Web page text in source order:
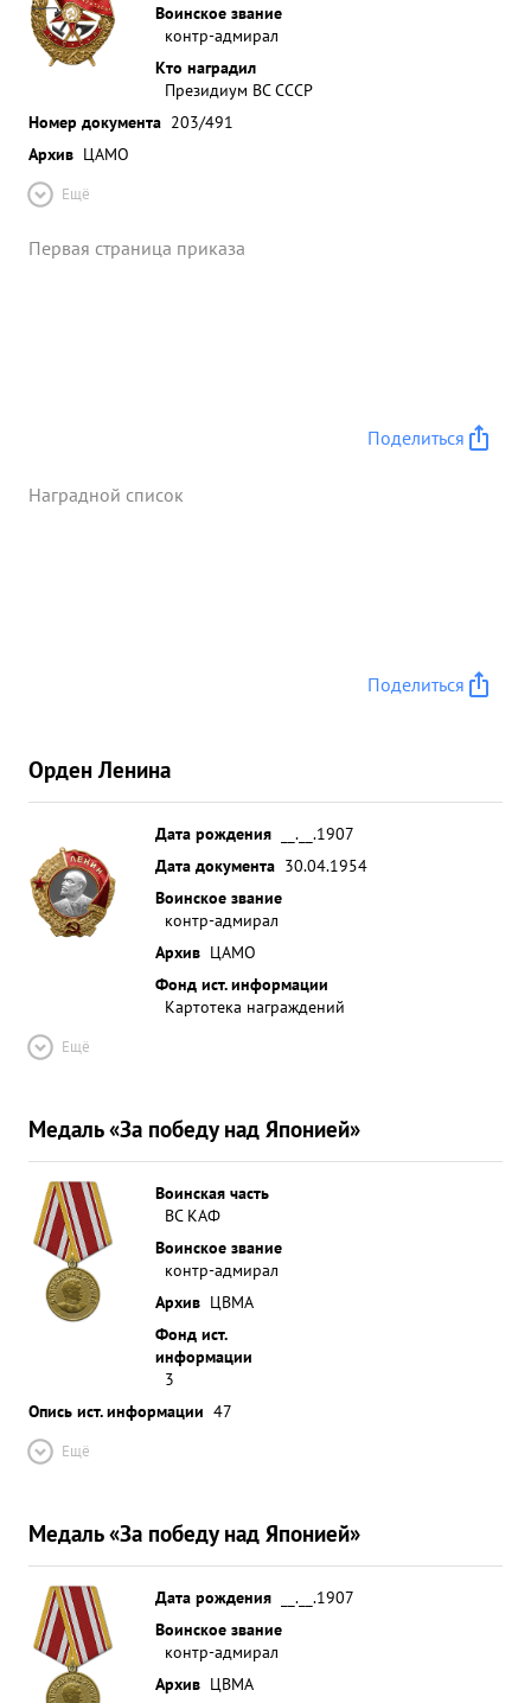
Воинское звание
контр-адмирал
Кто наградил
Президиум ВС СССР
Номер документа 203/491
Архив ЦАМО
Ещё
Первая страница приказа
Поделиться
Наградной список
Поделиться
Орден Ленина
Дата рождения
__.__.1907
Дата документа 30.04.1954
Воинское звание
контр-адмирал
Архив ЦАМО
Фонд ист. информации
Картотека награждений
Ещё
Медаль «За победу над Японией»
Воинская часть
ВС КАФ
Воинское звание
контр-адмирал
Архив ЦВМА
Фонд ист.
информации
3
Опись ист. информации 47
Ещё
Медаль «За победу над Японией»
Дата рождения
__.__.1907
Воинское звание
контр-адмирал
Архив ЦВМА